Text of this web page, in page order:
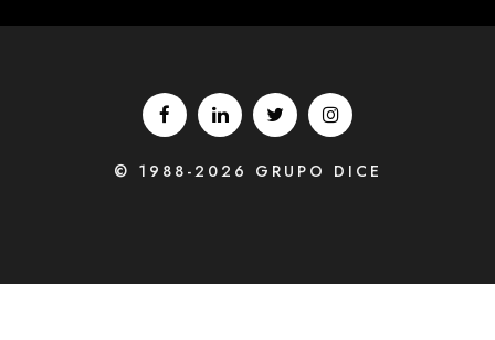
© 1988-2026 GRUPO DICE